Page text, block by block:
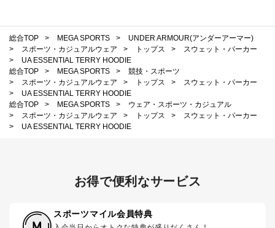
総合TOP > MEGA SPORTS >
UNDER ARMOUR(アンダーアーマー)
>
スポーツ・カジュアルウェア > トップス >
スウェット・パーカー
>
UA ESSENTIAL TERRY HOODIE
総合TOP
> MEGA SPORTS >
競技・スポーツ
>
スポーツ・カジュアルウェア > トップス >
スウェット・パーカー
>
UA ESSENTIAL TERRY HOODIE
総合TOP
> MEGA SPORTS >
ウェア・スポーツ・カジュアル
>
スポーツ・カジュアルウェア > トップス >
スウェット・パーカー
>
UA ESSENTIAL TERRY HOODIE
お得で便利なサービス
スポーツマイル会員特典